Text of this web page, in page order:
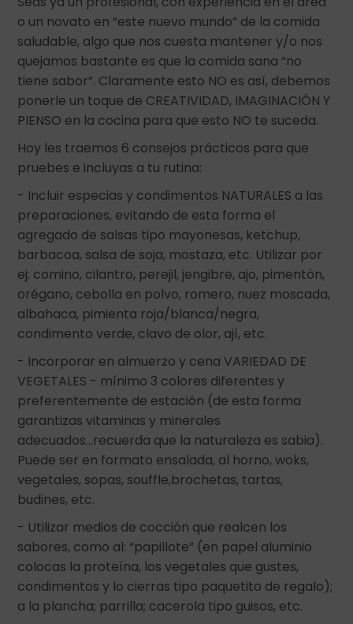
o un novato en “este nuevo mundo” de la comida
saludable, algo que nos cuesta mantener y/o nos
quejamos bastante es que la comida sana “no
tiene sabor”. Claramente esto NO es así, debemos
ponerle un toque de CREATIVIDAD, IMAGINACIÓN Y
PIENSO en la cocina para que esto NO te suceda.
Hoy les traemos 6 consejos prácticos para que
pruebes e incluyas a tu rutina:
- Incluir especias y condimentos NATURALES a las
preparaciones, evitando de esta forma el
agregado de salsas tipo mayonesas, ketchup,
barbacoa, salsa de soja, mostaza, etc. Utilizar por
ej: comino, cilantro, perejil, jengibre, ajo, pimentón,
orégano, cebolla en polvo, romero, nuez moscada,
albahaca, pimienta roja/blanca/negra,
condimento verde, clavo de olor, ají, etc.
- Incorporar en almuerzo y cena VARIEDAD DE
VEGETALES - mínimo 3 colores diferentes y
preferentemente de estación (de esta forma
garantizas vitaminas y minerales
adecuados...recuerda que la naturaleza es sabia).
Puede ser en formato ensalada, al horno, woks,
vegetales, sopas, souffle,brochetas, tartas,
budines, etc.
- Utilizar medios de cocción que realcen los
sabores, como al: “papillote” (en papel aluminio
colocas la proteína, los vegetales que gustes,
condimentos y lo cierras tipo paquetito de regalo);
a la plancha; parrilla; cacerola tipo guisos, etc.